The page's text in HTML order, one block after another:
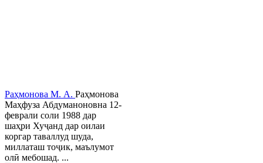
Раҳмонова М. А. Раҳмонова
Маҳфуза Абдуманоновна 12-
феврали соли 1988 дар
шаҳри Хуҷанд дар оилаи
коргар таваллуд шуда,
миллаташ тоҷик, маълумот
олӣ мебошад. ...